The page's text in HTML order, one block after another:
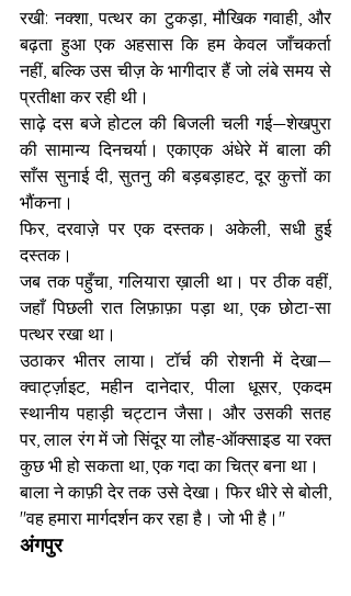
रखी: नक्शा, पत्थर का टुकड़ा, मौखिक गवाही, और
बढ़ता हुआ एक अहसास कि हम केवल जाँचकर्ता
नहीं, बल्कि उस चीज़ के भागीदार हैं जो लंबे समय से
प्रतीक्षा कर रही थी।
साढ़े दस बजे होटल की बिजली चली गई—शेखपुरा
की सामान्य दिनचर्या। एकाएक अंधेरे में बाला की
साँस सुनाई दी, सुतनु की बड़बड़ाहट, दूर कुत्तों का
भौंकना।
फिर, दरवाज़े पर एक दस्तक। अकेली, सधी हुई
दस्तक।
जब तक पहुँचा, गलियारा ख़ाली था। पर ठीक वहीं,
जहाँ पिछली रात लिफ़ाफ़ा पड़ा था, एक छोटा-सा
पत्थर रखा था।
उठाकर भीतर लाया। टॉर्च की रोशनी में देखा—
क्वार्ट्ज़ाइट, महीन दानेदार, पीला धूसर, एकदम
स्थानीय पहाड़ी चट्टान जैसा। और उसकी सतह
पर, लाल रंग में जो सिंदूर या लौह-ऑक्साइड या रक्त
कुछ भी हो सकता था, एक गदा का चित्र बना था।
बाला ने काफ़ी देर तक उसे देखा। फिर धीरे से बोली,
"वह हमारा मार्गदर्शन कर रहा है। जो भी है।"
अंगपुर